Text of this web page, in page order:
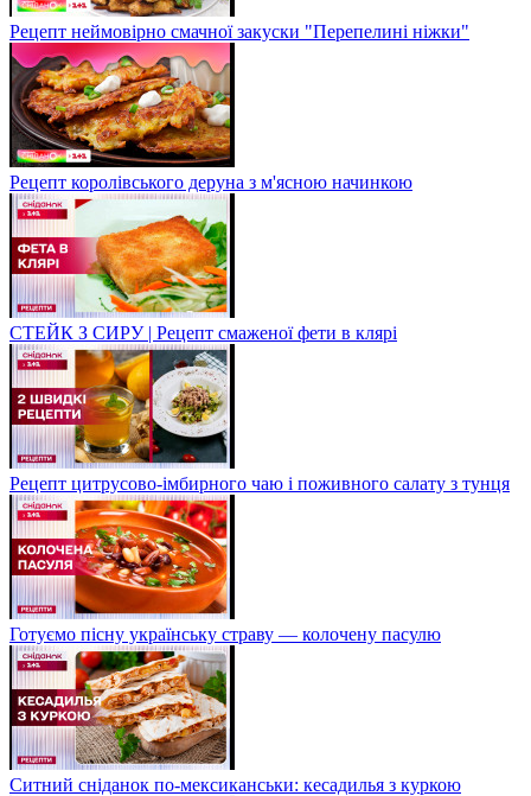
Рецепт неймовірно смачної закуски "Перепелині ніжки"
Рецепт королівського деруна з м'ясною начинкою
СТЕЙК З СИРУ | Рецепт смаженої фети в клярі
Рецепт цитрусово-імбирного чаю і поживного салату з тунця
Готуємо пісну українську страву — колочену пасулю
Ситний сніданок по-мексиканськи: кесадилья з куркою